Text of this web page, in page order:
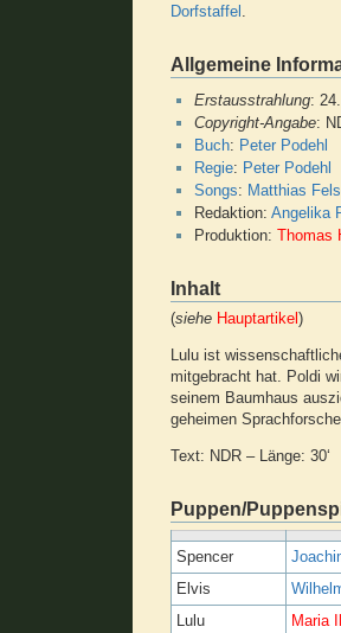
Dorfstaffel
Allgemeine
Erstausstrahlung:
Copyright-Angabe:
Buch: Peter Podehl
Regie: Peter Podehl
Songs: Matthias
Redaktion:Angelika
Produktion:Thomas
Inhalt
(siehe Hauptartikel )
Lulu ist
mitgebracht hat. Poldi
seinem Baumhaus
geheimen
Text: NDR – Länge: 30‘
Puppen/
Spencer
Elvis
Lulu
Maria